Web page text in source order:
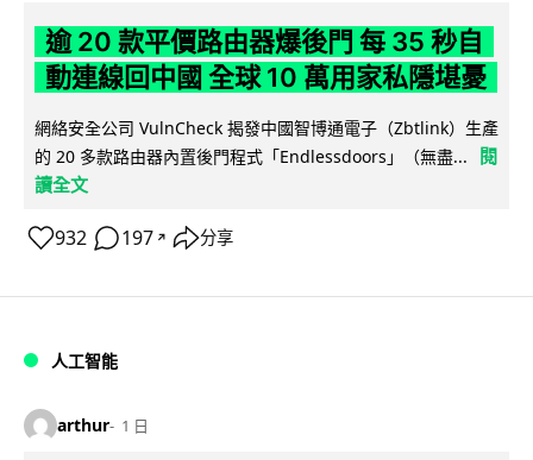
逾 20 款平價路由器爆後門 每 35 秒自
動連線回中國 全球 10 萬用家私隱堪憂
網絡安全公司 VulnCheck 揭發中國智博通電子（Zbtlink）生產
的 20 多款路由器內置後門程式「Endlessdoors」（無盡...
閱
讀全文
932 197 ↗ 分享
人工智能
arthur 1 日